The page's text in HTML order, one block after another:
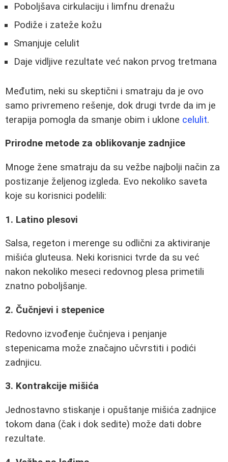
Poboljšava cirkulaciju i limfnu drenažu
Podiže i zateže kožu
Smanjuje celulit
Daje vidljive rezultate već nakon prvog tretmana
Međutim, neki su skeptični i smatraju da je ovo
samo privremeno rešenje, dok drugi tvrde da im je
terapija pomogla da smanje obim i uklone celulit.
Prirodne metode za oblikovanje zadnjice
Mnoge žene smatraju da su vežbe najbolji način za
postizanje željenog izgleda. Evo nekoliko saveta
koje su korisnici podelili:
1. Latino plesovi
Salsa, regeton i merenge su odlični za aktiviranje
mišića gluteusa. Neki korisnici tvrde da su već
nakon nekoliko meseci redovnog plesa primetili
znatno poboljšanje.
2. Čučnjevi i stepenice
Redovno izvođenje čučnjeva i penjanje
stepenicama može značajno učvrstiti i podići
zadnjicu.
3. Kontrakcije mišića
Jednostavno stiskanje i opuštanje mišića zadnjice
tokom dana (čak i dok sedite) može dati dobre
rezultate.